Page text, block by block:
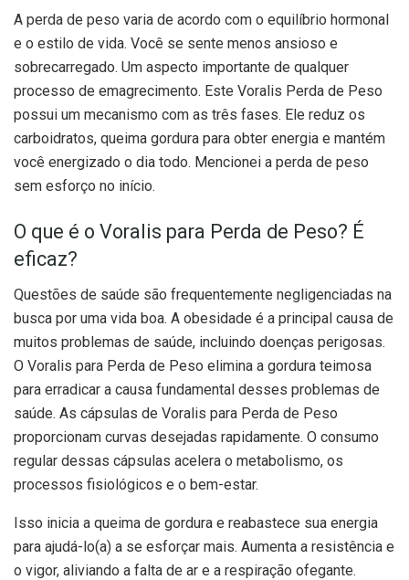
A perda de peso varia de acordo com o equilíbrio hormonal
e o estilo de vida. Você se sente menos ansioso e
sobrecarregado. Um aspecto importante de qualquer
processo de emagrecimento. Este Voralis Perda de Peso
possui um mecanismo com as três fases. Ele reduz os
carboidratos, queima gordura para obter energia e mantém
você energizado o dia todo. Mencionei a perda de peso
sem esforço no início.
O que é o Voralis para Perda de Peso? É
eficaz?
Questões de saúde são frequentemente negligenciadas na
busca por uma vida boa. A obesidade é a principal causa de
muitos problemas de saúde, incluindo doenças perigosas.
O Voralis para Perda de Peso elimina a gordura teimosa
para erradicar a causa fundamental desses problemas de
saúde. As cápsulas de Voralis para Perda de Peso
proporcionam curvas desejadas rapidamente. O consumo
regular dessas cápsulas acelera o metabolismo, os
processos fisiológicos e o bem-estar.
Isso inicia a queima de gordura e reabastece sua energia
para ajudá-lo(a) a se esforçar mais. Aumenta a resistência e
o vigor, aliviando a falta de ar e a respiração ofegante.